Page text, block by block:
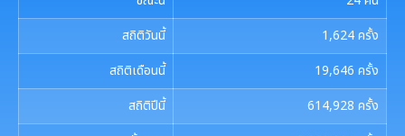
งานที่ 5 งานศูนย์ข้อมูลทรัพยากรท้องถิ่น
งานที่ 4 อนุรักษ์และใช้ประโยชน์จากทรัพยากรท้องถิ่น
งานที่ 6 สนับสนุนในการอนุรักษ์และจัดทำฐาน
ทรัพยากร
การควบคุมภายใน
การบริหารความเสี่ยง
รายงานการประชุมสภาเทศบาล
การเรียกประชุมสภาฯ
การนัดประชุมสภาฯ
งานประชาสัมพันธ์และการท่องเที่ยว
แผนงานท่องเที่ยว
เอกสารประชาสัมพันธ์
สถิติวันนี้
1,624ครั้ง
สถิติเดือนนี้
19,646 ครั้ง
สถิติปีนี้
614,928 ครั้ง